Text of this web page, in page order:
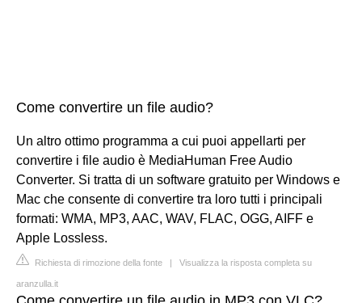
Come convertire un file audio?
Un altro ottimo programma a cui puoi appellarti per
convertire i file audio è MediaHuman Free Audio
Converter. Si tratta di un software gratuito per Windows e
Mac che consente di convertire tra loro tutti i principali
formati: WMA, MP3, AAC, WAV, FLAC, OGG, AIFF e
Apple Lossless.
Richiesta di rimozione della fonte | Visualizza la risposta completa su
aranzulla.it